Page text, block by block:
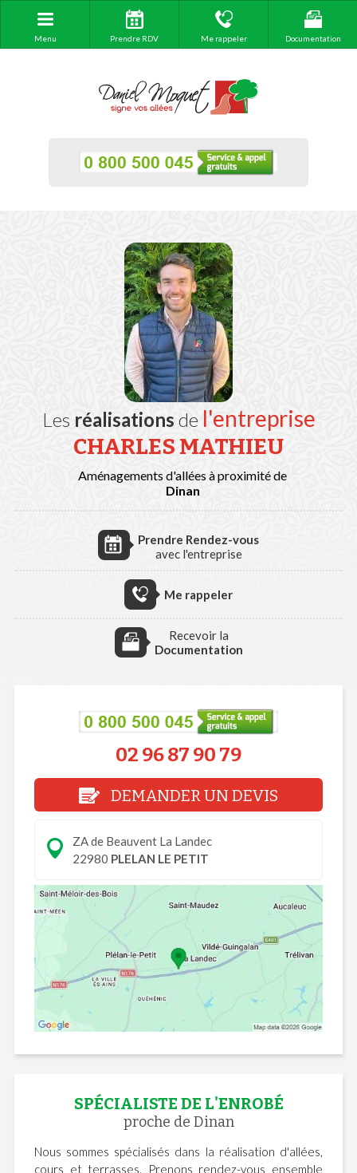
Menu Prendre RDV Me rappeler Documentation
Les réalisations de l'entreprise
CHARLES MATHIEU
Aménagements d'allées à proximité de
Dinan
Prendre Rendez-vous
avec l'entreprise
Me rappeler
Recevoir la
Documentation
02 96 87 90 79
DEMANDER UN DEVIS
ZA de Beauvent La Landec
22980 PLELAN LE PETIT
SPÉCIALISTE DE L'ENROBÉ
proche de Dinan
Nous sommes spécialisés dans la réalisation d'allées,
cours et terrasses. Prenons rendez-vous ensemble